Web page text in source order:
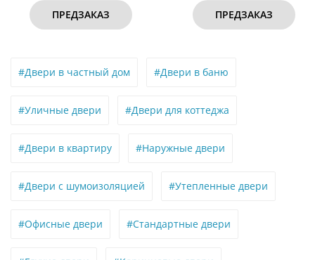
ПРЕДЗАКАЗ ПРЕДЗАКАЗ
#Двери в частный дом #Двери в баню
#Уличные двери #Двери для коттеджа
#Двери в квартиру #Наружные двери
#Двери с шумоизоляцией #Утепленные двери
#Офисные двери #Стандартные двери